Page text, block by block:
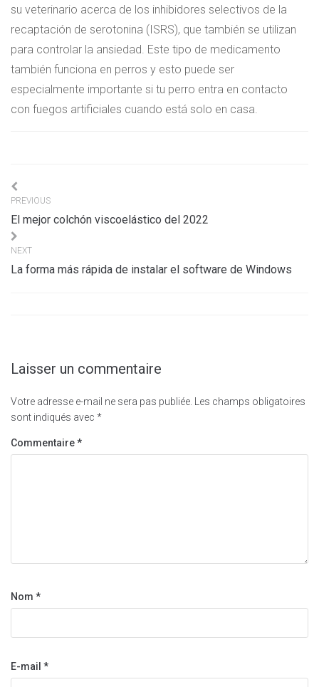
su veterinario acerca de los inhibidores selectivos de la
recaptación de serotonina (ISRS), que también se utilizan
para controlar la ansiedad. Este tipo de medicamento
también funciona en perros y esto puede ser
especialmente importante si tu perro entra en contacto
con fuegos artificiales cuando está solo en casa.
Navigation
de
l’article
PREVIOUS
El mejor colchón viscoelástico del 2022
NEXT
La forma más rápida de instalar el software de Windows
Laisser un commentaire
Votre adresse e-mail ne sera pas publiée.
Les champs obligatoires
sont indiqués avec *
Commentaire*
Nom *
E-mail *